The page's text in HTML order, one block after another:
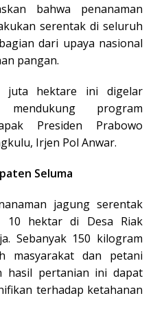
bahwa penanaman
serentak di seluruh
dari upaya nasional
pangan.
juta hektare ini digelar
mendukung program
Presiden Prabowo
Irjen Pol Anwar.
Seluma
jagung serentak
10 hektar di Desa Riak
Sebanyak 150 kilogram
masyarakat dan petani
hasil pertanian ini dapat
terhadap ketahanan